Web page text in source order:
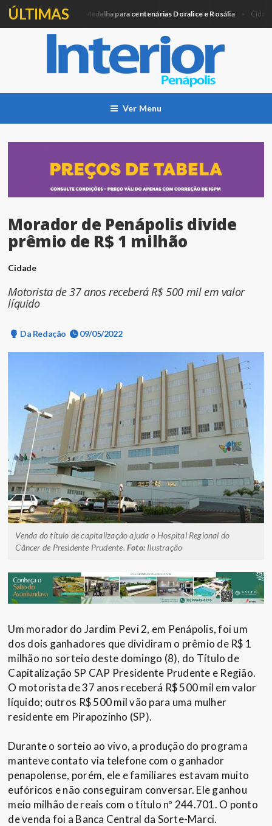
ÚLTIMAS
Câmara entregará Medalha para centenárias Doralice e Rosália Cidade
Ver Menu
Morador de Penápolis divide
prêmio de R$ 1 milhão
Cidade
Motorista de 37 anos receberá R$ 500 mil em valor
líquido
Da Redação 09/05/2022
Venda do título de capitalização ajuda o Hospital Regional do
Câncer de Presidente Prudente. Foto: Ilustração
Um morador do Jardim Pevi 2, em Penápolis, foi um
dos dois ganhadores que dividiram o prêmio de R$ 1
milhão no sorteio deste domingo (8), do Título de
Capitalização SP CAP Presidente Prudente e Região.
O motorista de 37 anos receberá R$ 500 mil em valor
líquido; outros R$ 500 mil vão para uma mulher
residente em Pirapozinho (SP).
Durante o sorteio ao vivo, a produção do programa
manteve contato via telefone com o ganhador
penapolense, porém, ele e familiares estavam muito
eufóricos e não conseguiram conversar. Ele ganhou
meio milhão de reais com o título nº 244.701. O ponto
de venda foi a Banca Central da Sorte-Marci.